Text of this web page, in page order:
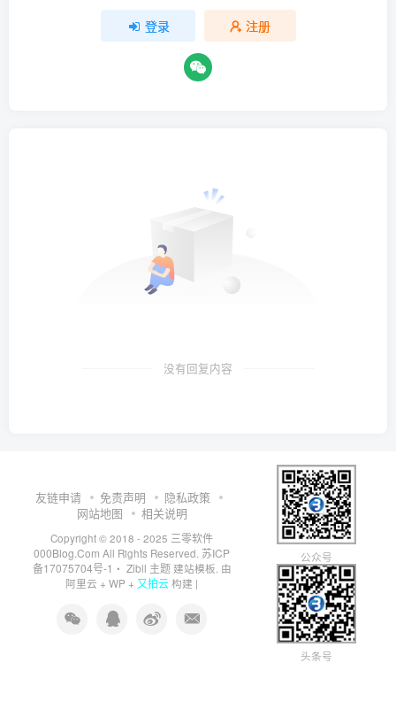
登录 注册
没有回复内容
友链申请 免责声明
隐私政策
网站地图
相关说明
Copyright © 2018 - 2025 三零软件
000Blog.Com All Rights Reserved. 苏ICP
备17075704号-1 ・ Zibll 主题建站模板. 由
阿里云 + WP + 又拍云构建 |
公众号
头条号